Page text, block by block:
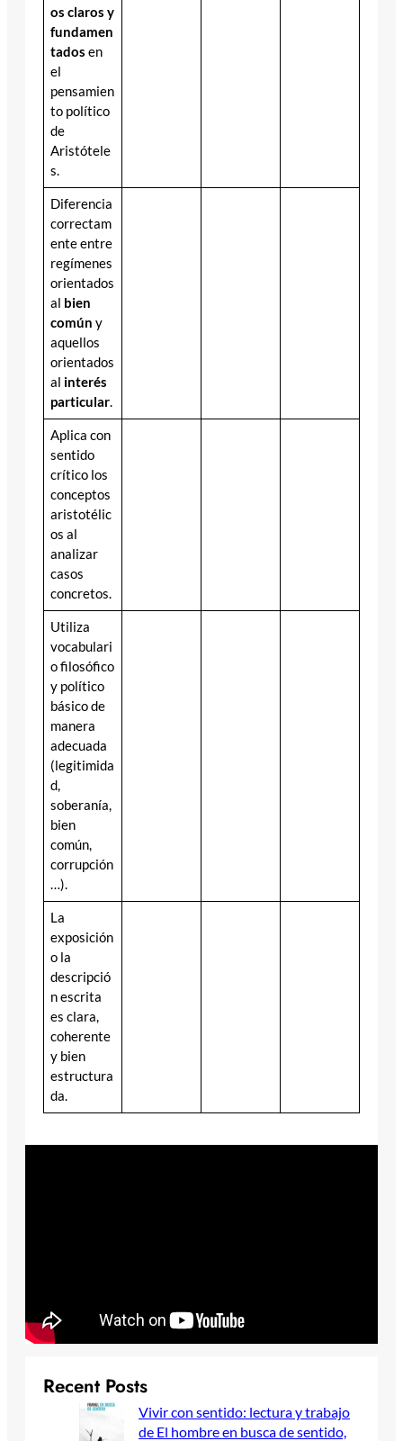
os claros y
fundamen
tados en
el
pensamien
to político
de
Aristótele
s.
Diferencia
correctam
ente entre
regímenes
orientados
al bien
común y
aquellos
orientados
al interés
particular.
Aplica con
sentido
crítico los
conceptos
aristotélic
os al
analizar
casos
concretos.
Utiliza
vocabulari
o filosófico
y político
básico de
manera
adecuada
(legitimida
d,
soberanía,
bien
común,
corrupción
…).
La
exposición
o la
descripció
n escrita
es clara,
coherente
y bien
estructura
da.
Recent Posts
Vivir con sentido: lectura y trabajo
de El hombre en busca de sentido,